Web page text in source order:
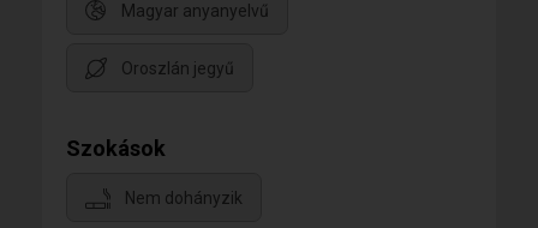
Magyar anyanyelvű
Oroszlán jegyű
Szokások
Nem dohányzik